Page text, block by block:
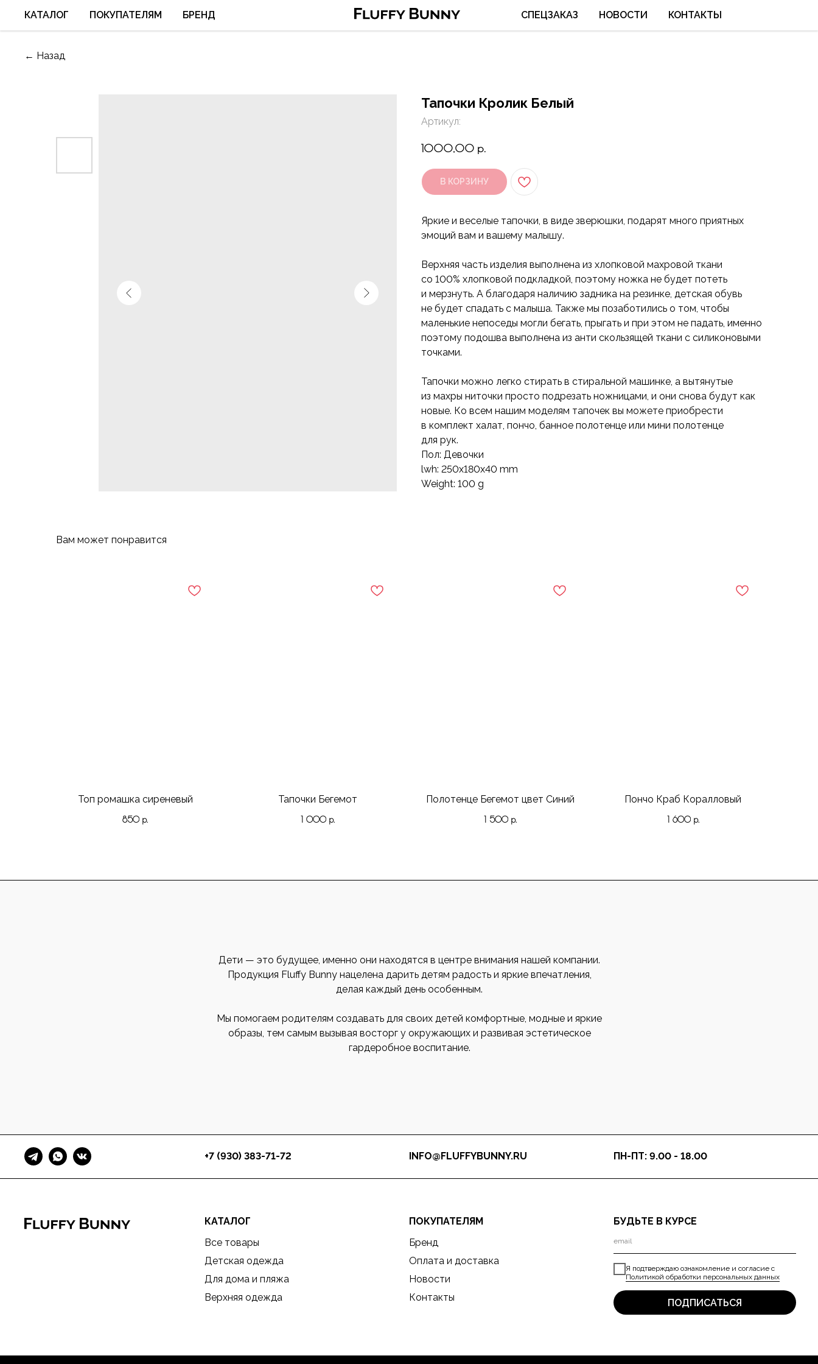
КАТАЛОГ ПОКУПАТЕЛЯМ БРЕНД СПЕЦЗАКАЗ НОВОСТИ КОНТАКТЫ
← Назад
Тапочки Кролик Белый
Артикул:
1000,00 р.
В КОРЗИНУ
Яркие и веселые тапочки, в виде зверюшки, подарят много приятных
эмоций вам и вашему малышу.
Верхняя часть изделия выполнена из хлопковой махровой ткани
со 100% хлопковой подкладкой, поэтому ножка не будет потеть
и мерзнуть. А благодаря наличию задника на резинке, детская обувь
не будет спадать с малыша. Также мы позаботились о том, чтобы
маленькие непоседы могли бегать, прыгать и при этом не падать, именно
поэтому подошва выполнена из анти скользящей ткани с силиконовыми
точками.
Тапочки можно легко стирать в стиральной машинке, а вытянутые
из махры ниточки просто подрезать ножницами, и они снова будут как
новые. Ко всем нашим моделям тапочек вы можете приобрести
в комплект халат, пончо, банное полотенце или мини полотенце
для рук.
Пол: Девочки
lwh: 250x180x40 mm
Weight: 100 g
Вам может понравится
Топ ромашка сиреневый
850 р.
Тапочки Бегемот
1 000 р.
Полотенце Бегемот цвет Синий
1 500 р.
Пончо Краб Коралловый
1 600 р.
Дети — это будущее, именно они находятся в центре внимания нашей компании.
Продукция Fluffy Bunny нацелена дарить детям радость и яркие впечатления,
делая каждый день особенным.
Мы помогаем родителям создавать для своих детей комфортные, модные и яркие
образы, тем самым вызывая восторг у окружающих и развивая эстетическое
гардеробное воспитание.
+7 (930) 383-71-72 INFO@FLUFFYBUNNY.RU ПН-ПТ: 9.00 - 18.00
КАТАЛОГ
Детская одежда
Для дома и пляжа
Верхняя одежда
ПОКУПАТЕЛЯМ
Бренд
Оплата и доставка
Новости
Я подтверждаю ознакомление и согласие с
Политикой обработки персональных данных
ПОДПИСАТЬСЯ
БУДЬТЕ В КУРСЕ
Контакты
Все товары